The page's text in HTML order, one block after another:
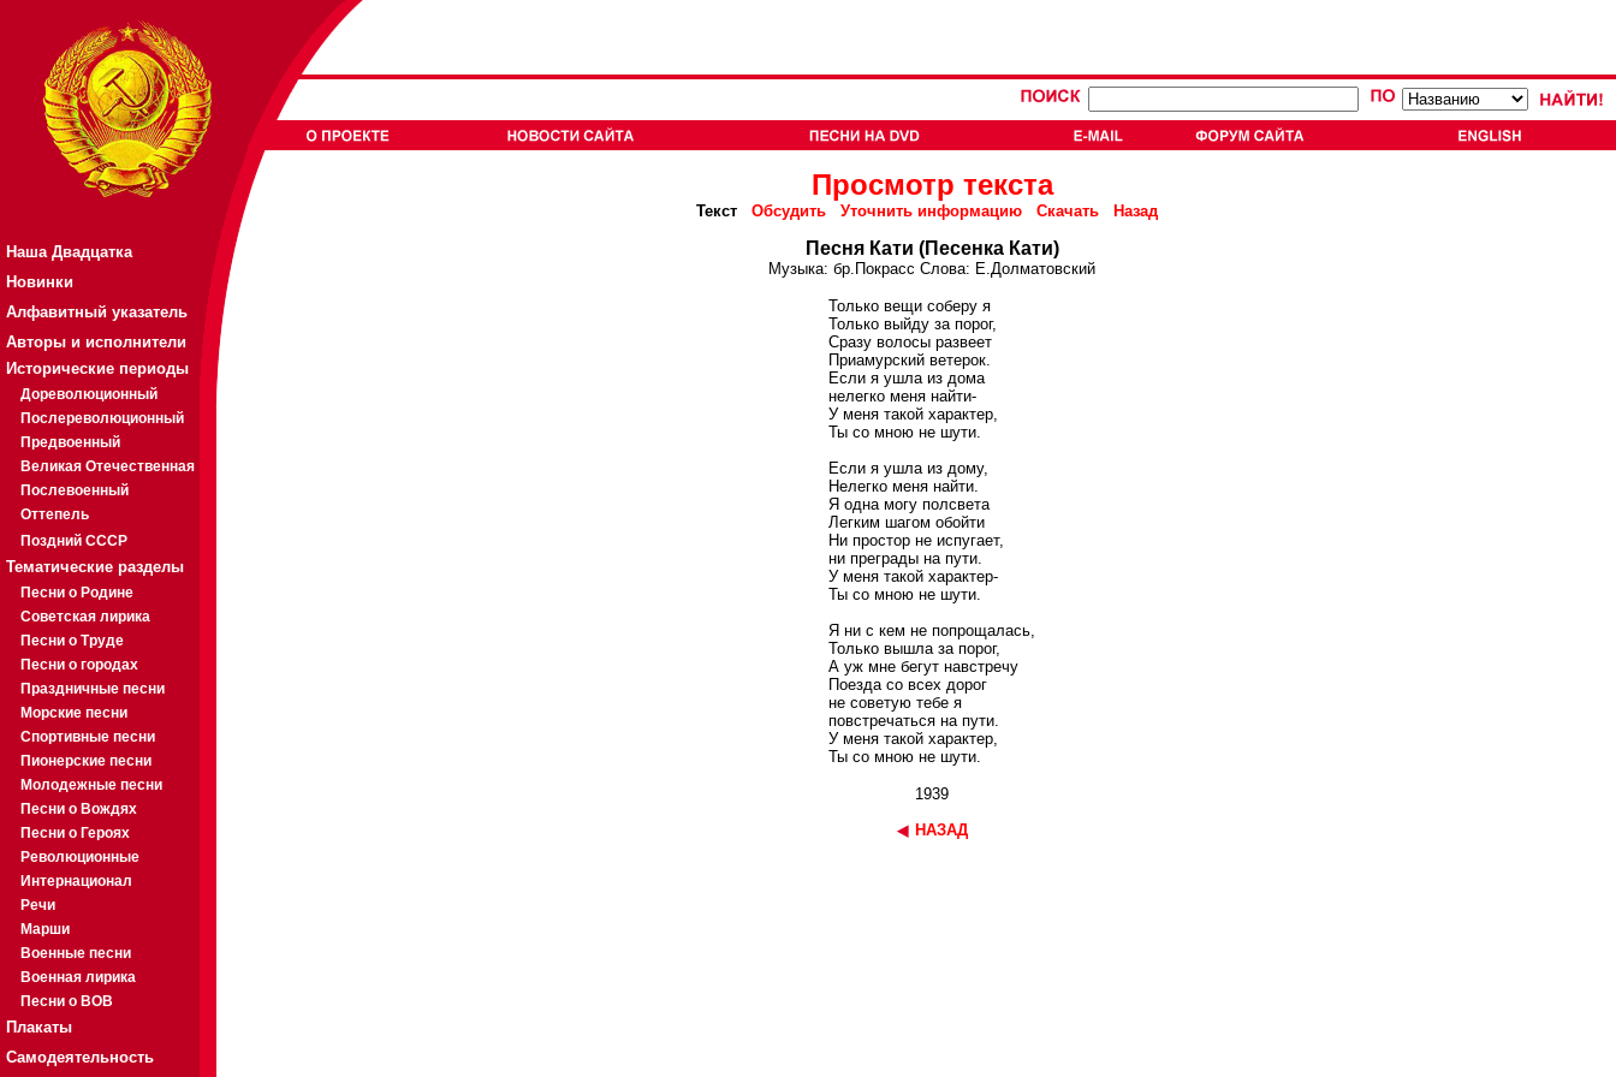
Наша Двадцатка
Новинки
Алфавитный указатель
Авторы и исполнители
Исторические периоды
Дореволюционный
Послереволюционный
Предвоенный
Великая Отечественная
Послевоенный
Оттепель
Поздний СССР
Тематические разделы
Песни о Родине
Советская лирика
Песни о Труде
Песни о городах
Праздничные песни
Морские песни
Спортивные песни
Пионерские песни
Молодежные песни
Песни о Вождях
Песни о Героях
Революционные
Интернационал
Речи
Марши
Военные песни
Военная лирика
Песни о ВОВ
Плакаты
Самодеятельность
Просмотр текста
Текст Обсудить Уточнить информацию Скачать Назад
Песня Кати (Песенка Кати)
Музыка: бр.Покрасс Слова: Е.Долматовский
Только вещи соберу я
Только выйду за порог,
Сразу волосы развеет
Приамурский ветерок.
Если я ушла из дома
нелегко меня найти-
У меня такой характер,
Ты со мною не шути.
Если я ушла из дому,
Нелегко меня найти.
Я одна могу полсвета
Легким шагом обойти
Ни простор не испугает,
ни преграды на пути.
У меня такой характер-
Ты со мною не шути.
Я ни с кем не попрощалась,
Только вышла за порог,
А уж мне бегут навстречу
Поезда со всех дорог
не советую тебе я
повстречаться на пути.
У меня такой характер,
Ты со мною не шути.
1939
НАЗАД